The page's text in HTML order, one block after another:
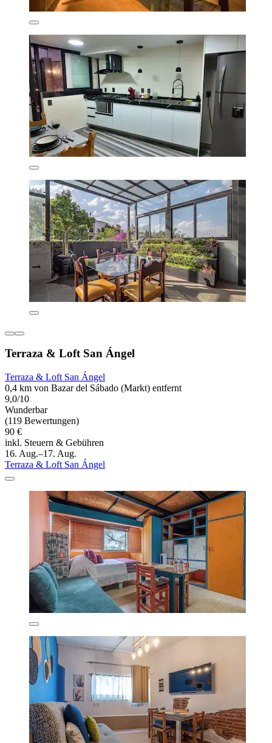
Terraza & Loft San Ángel
Terraza & Loft San Ángel
0,4 km von Bazar del Sábado (Markt) entfernt
9,0/10
Wunderbar
(119 Bewertungen)
90 €
inkl. Steuern & Gebühren
16. Aug.–17. Aug.
Terraza & Loft San Ángel